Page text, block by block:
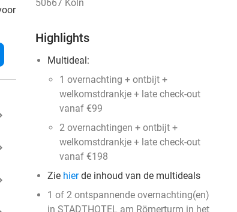
50667 Köln
Highlights
Multideal:
1 overnachting + ontbijt +
welkomstdrankje + late check-out
vanaf €99
2 overnachtingen + ontbijt +
welkomstdrankje + late check-out
vanaf €198
Zie hierde inhoud van de multideals
1 of 2 ontspannende overnachting(en)
in STADTHOTEL am Römerturm in het